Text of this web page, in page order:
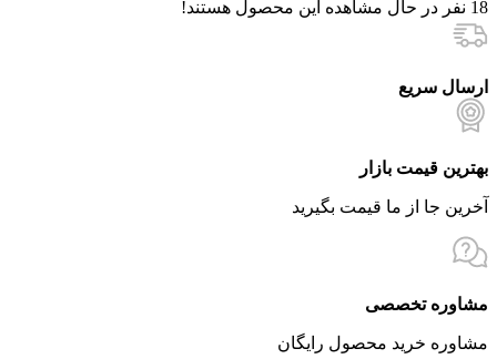
18 نفر در حال مشاهده این محصول هستند!
ارسال سریع
بهترین قیمت بازار
آخرین جا از ما قیمت بگیرید
مشاوره تخصصی
مشاوره خرید محصول رایگان